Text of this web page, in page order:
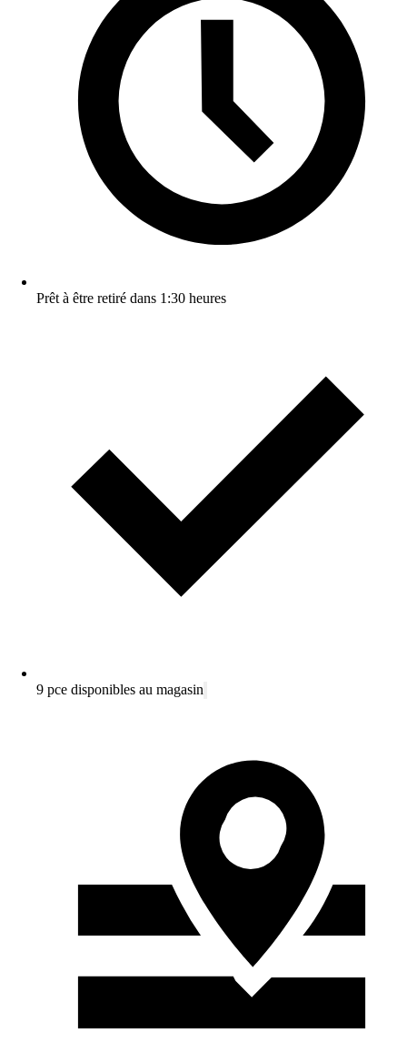
Prêt à être retiré dans 1:30 heures
9 pce disponibles au magasin